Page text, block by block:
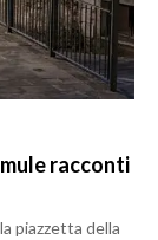
racconti
piazzetta della